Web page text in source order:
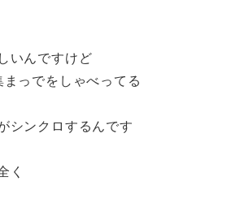
いんですけど
っでをしゃべってる
シンクロするんです
く